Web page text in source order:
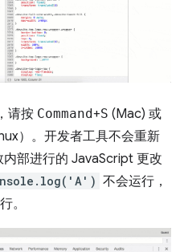
请按 Command+S (Mac) 或
）。开发者工具不会重新
部进行的 JavaScript 更改
不会运行，
。